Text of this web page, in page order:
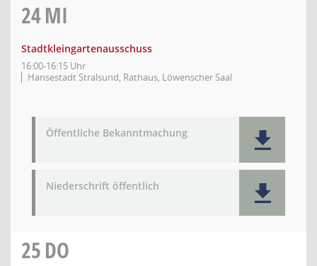
24MI
Stadtkleingartenausschuss
16:00-16:15 Uhr
Hansestadt Stralsund, Rathaus, Löwenscher Saal
Öffentliche Bekanntmachung
Niederschrift öffentlich
25DO